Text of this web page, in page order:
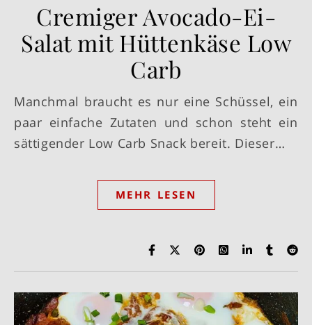
Cremiger Avocado-Ei-
Salat mit Hüttenkäse Low
Carb
Manchmal braucht es nur eine Schüssel, ein
paar einfache Zutaten und schon steht ein
sättigender Low Carb Snack bereit. Dieser…
MEHR LESEN